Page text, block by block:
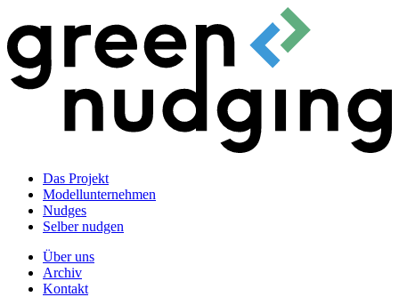
Das Projekt
Modellunternehmen
Nudges
Selber nudgen
Über uns
Archiv
Kontakt